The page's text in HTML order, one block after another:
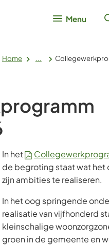
Menu
Home ...
In het
de begroting staat wat
zijn ambities te realiseren.
In het oog springende
realisatie van vijfhonderd
kleinschalige
groen in de gemeente en